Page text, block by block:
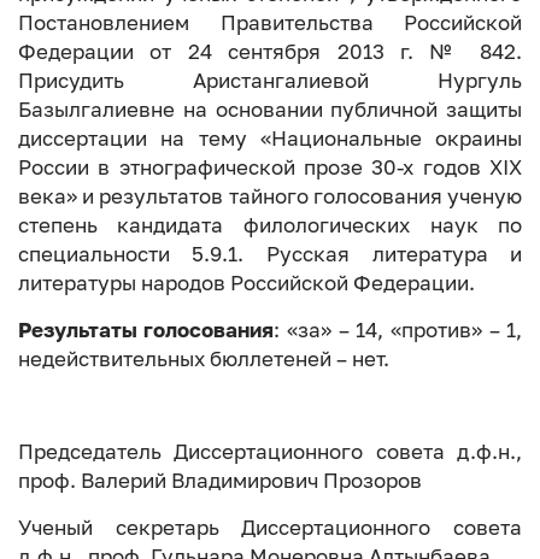
Постановлением Правительства Российской
Федерации от 24 сентября 2013 г. № 842.
Присудить Аристангалиевой Нургуль
Базылгалиевне на основании публичной защиты
диссертации на тему «Национальные окраины
России в этнографической прозе 30-х годов XIX
века» и результатов тайного голосования ученую
степень кандидата филологических наук по
специальности 5.9.1. Русская литература и
литературы народов Российской Федерации.
Результаты голосования: «за» – 14, «против» – 1,
недействительных бюллетеней – нет.
Председатель Диссертационного совета д.ф.н.,
проф. Валерий Владимирович Прозоров
Ученый секретарь Диссертационного совета